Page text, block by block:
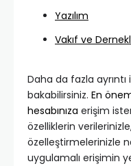
Yazılım
Vakıf ve
Daha da fazla ayrıntı
bakabilirsiniz. En
hesabınıza erişim
özelliklerin verilerinizle,
özelleştirmelerinizle
uygulamalı erişimin